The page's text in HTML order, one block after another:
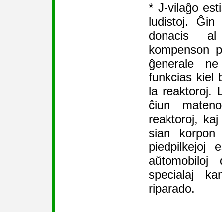
* J-vilaĝo
ludistoj. Ĝin
donacis
kompenson
ĝenerale
funkcias kiel
la reaktoroj.
ĉiun
reaktoroj,
sian
piedpilkejoj
specialaj
riparado.